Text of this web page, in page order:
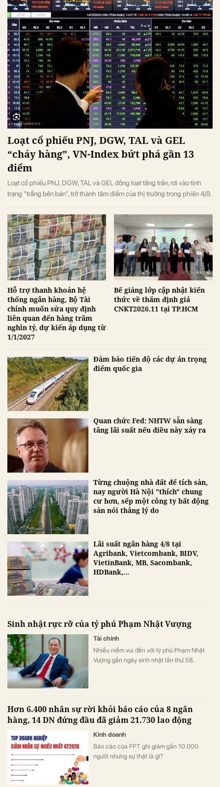
Loạt cổ phiếu PNJ, DGW, TAL và GEL
“cháy hàng”, VN-Index bứt phá gần 13
điểm
Loạt cổ phiếu PNJ, DGW, TAL và GEL đồng loạt tăng trần, rơi vào tình
trạng "trắng bên bán", trở thành tâm điểm của thị trường trong phiên 4/8.
Hỗ trợ thanh khoản hệ
thống ngân hàng, Bộ Tài
chính muốn sửa quy định
liên quan đến hàng trăm
nghìn tỷ, dự kiến áp dụng từ
1/1/2027
Bế giảng lớp cập nhật kiến
thức về thẩm định giá
CNKT2026.11 tại TP.HCM
Đảm bảo tiến độ các dự án trọng
điểm quốc gia
Quan chức Fed: NHTW sẵn sàng
tăng lãi suất nếu điều này xảy ra
Từng chuộng nhà đất để tích sản,
nay người Hà Nội "thích" chung
cư hơn, sếp một công ty bất động
sản nói thẳng lý do
Lãi suất ngân hàng 4/8 tại
Agribank, Vietcombank, BIDV,
VietinBank, MB, Sacombank,
HDBank,...
Sinh nhật rực rỡ của tỷ phú Phạm Nhật Vượng
Tài chính
Nhiều niềm vui đến với tỷ phú Phạm Nhật
Vượng gần ngày sinh nhật lần thứ 58.
Hơn 6.400 nhân sự rời khỏi báo cáo của 8 ngân
hàng, 14 DN đứng đầu đã giảm 21.730 lao động
Kinh doanh
Báo cáo của FPT ghi giảm gần 10.000
người nhưng sự thật là gì?